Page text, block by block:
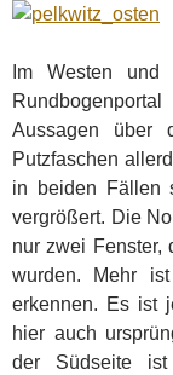
Im Westen
Aussagen über
Putzfaschen
in beiden Fällen
vergrößert. Die
nur zwei Fenster,
wurden. Mehr
erkennen. Es ist
hier auch
der Südseite ist